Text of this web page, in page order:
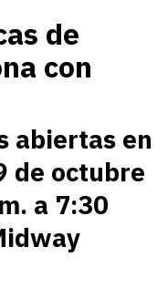
de
con
abiertas en
de octubre
a 7:30